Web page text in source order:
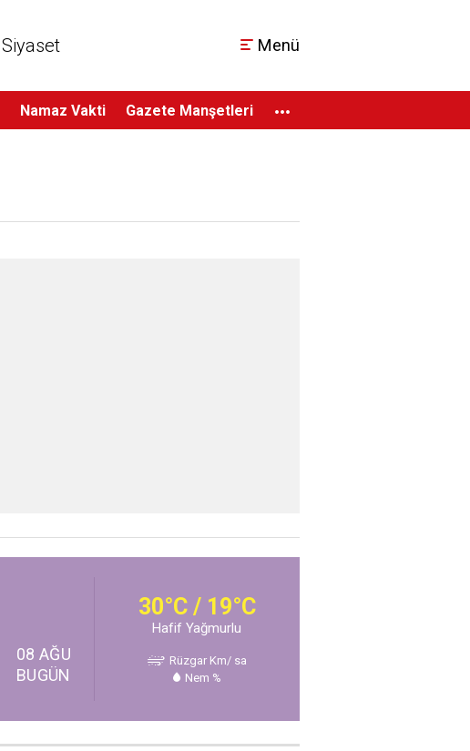
Siyaset Menü
Namaz Vakti Gazete Manşetleri ...
08 AĞU
BUGÜN
30°C / 19°C
Hafif Yağmurlu
Rüzgar Km/ sa
Nem %